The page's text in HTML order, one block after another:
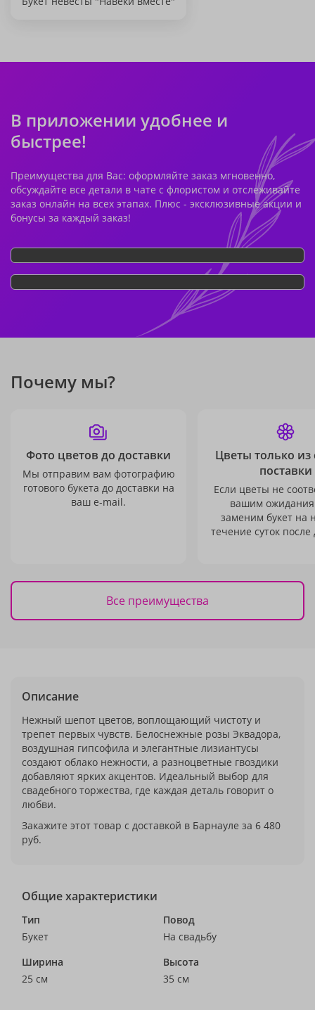
В приложении удобнее и
быстрее!
Преимущества для Вас: оформляйте заказ мгновенно,
обсуждайте все детали в чате с флористом и отслеживайте
заказ онлайн на всех этапах. Плюс - эксклюзивные акции и
бонусы за каждый заказ!
Почему мы?
Фото цветов до доставки
Мы отправим вам фотографию
готового букета до доставки на
ваш e-mail.
Цветы только из
поставки
Если цветы не
вашим
заменим букет на
течение суток после
Все преимущества
Описание
Нежный шепот цветов, воплощающий чистоту и
трепет первых чувств. Белоснежные розы Эквадора,
воздушная гипсофила и элегантные лизиантусы
создают облако нежности, а разноцветные гвоздики
добавляют ярких акцентов. Идеальный выбор для
свадебного торжества, где каждая деталь говорит о
любви.
Закажите этот товар с доставкой в Барнауле за 6 480
руб.
Общие характеристики
Тип
Букет
Повод
На свадьбу
Ширина
25 см
Высота
35 см